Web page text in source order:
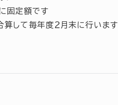
固定額です
して毎年度２月末に行います